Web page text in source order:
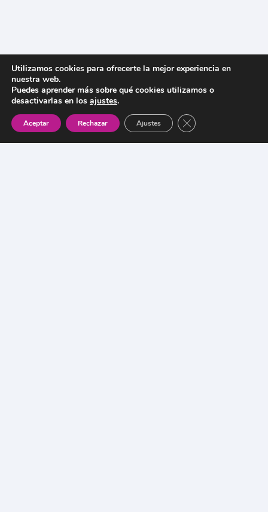
¿Te ayudamos a
Utilizamos cookies para ofrecerte la mejor experiencia en
nuestra web.
Puedes aprender más sobre qué cookies utilizamos o
desactivarlas en los ajustes.
Aceptar Rechazar Ajustes Cerrar el banner de